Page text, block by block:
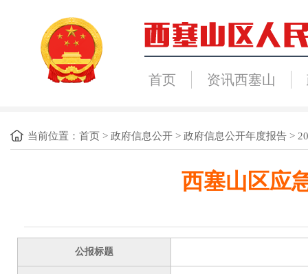
首页 资讯西塞山
当前位置： 首页 > 政府信息公开 > 政府信息公开年度报告 >
西塞山区应
公报标题